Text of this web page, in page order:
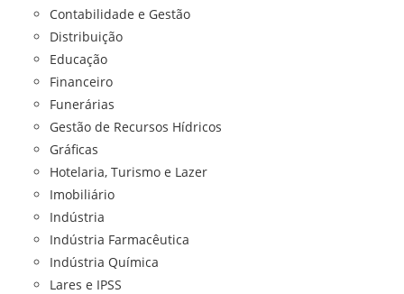
Contabilidade e Gestão
Distribuição
Educação
Financeiro
Funerárias
Gestão de Recursos Hídricos
Gráficas
Hotelaria, Turismo e Lazer
Imobiliário
Indústria
Indústria Farmacêutica
Indústria Química
Lares e IPSS